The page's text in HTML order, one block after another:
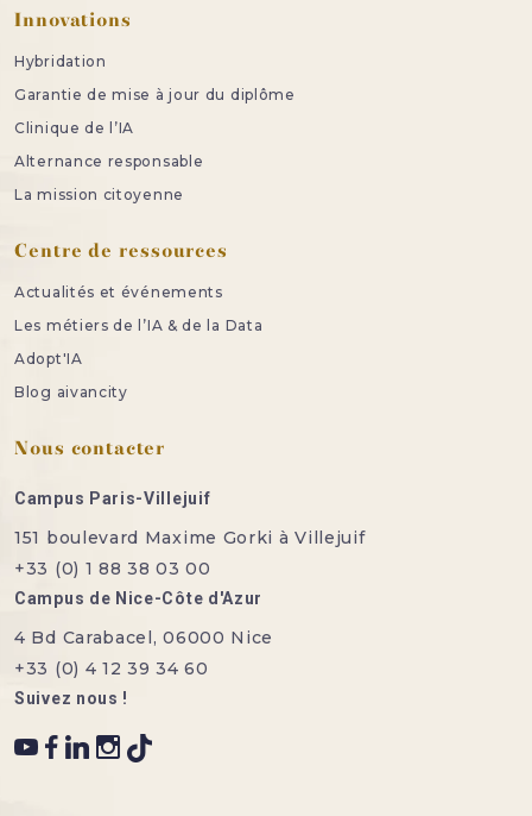
Innovations
Hybridation
Garantie de mise à jour du diplôme
Clinique de l’IA
Alternance responsable
La mission citoyenne
Centre de ressources
Actualités et événements
Les métiers de l’IA & de la Data
Adopt'IA
Blog aivancity
Nous contacter
Campus Paris-Villejuif
151 boulevard Maxime Gorki à Villejuif
+33 (0) 1 88 38 03 00
Campus de Nice-Côte d'Azur
4 Bd Carabacel, 06000 Nice
+33 (0) 4 12 39 34 60
Suivez nous !